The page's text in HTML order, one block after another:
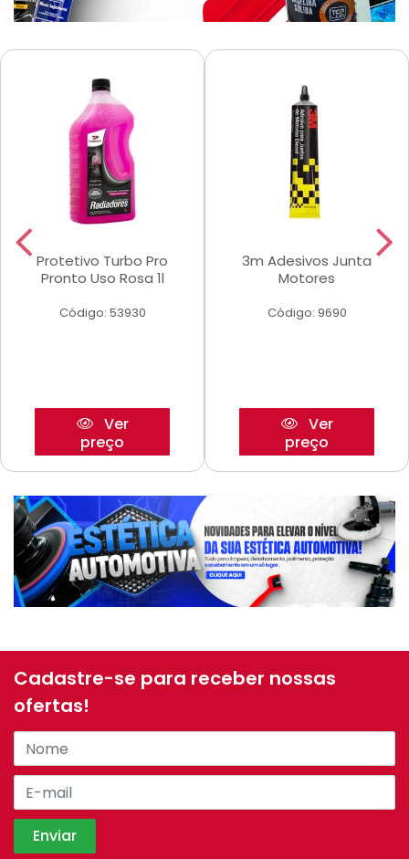
Protetivo Turbo Pro
Pronto Uso Rosa 1l
Código: 53930
Ver
preço
3m Adesivos Junta
Motores
Código: 9690
Ver
preço
Cadastre-se para receber nossas
ofertas!